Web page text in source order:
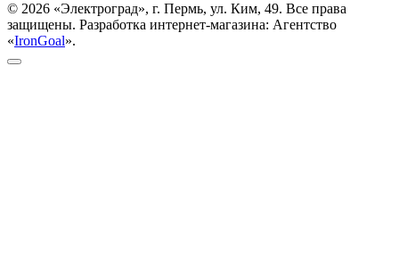
© 2026 «Электроград», г. Пермь, ул. Ким, 49. Все права
защищены. Разработка интернет-магазина: Агентство
«IronGoal».